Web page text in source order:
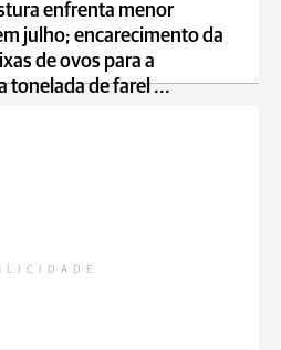
enfrenta menor
julho; encarecimento da
de ovos para a
tonelada de farel ...